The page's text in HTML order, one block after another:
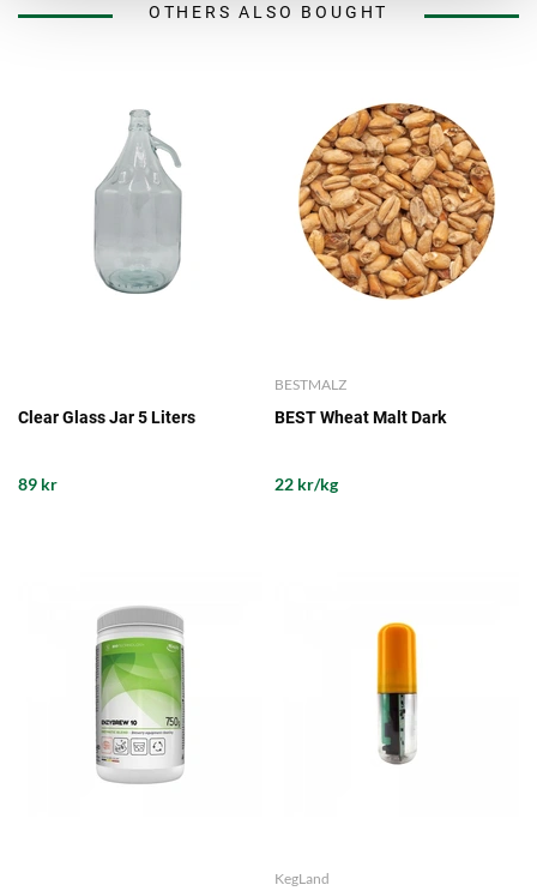
OTHERS ALSO BOUGHT
Clear Glass Jar 5 Liters
89 kr
BESTMALZ
BEST Wheat Malt Dark
22 kr/kg
KegLand